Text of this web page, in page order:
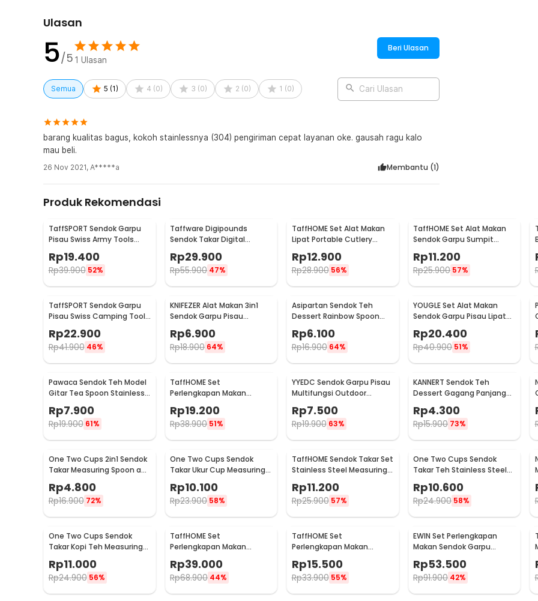
6 x Garpu
6 x Pisau
6 x Sendok Teh
Ulasan
5/5 1 Ulasan
Beri Ulasan
Semua 5 (1) 4 (0) 3 (0) 2 (0) 1 (0) Cari Ulasan
barang kualitas bagus, kokoh stainlessnya (304) pengiriman cepat layanan oke. gausah ragu kalo
mau beli.
26 Nov 2021, A*****a Membantu (1)
Produk Rekomendasi
TaffSPORT Sendok Garpu
Pisau Swiss Army Tools
Rp19.400
Rp39.900 52%
Taffware Digipounds
Sendok Takar Digital
- HM10
Rp29.900
Rp55.900 47%
TaffHOME Set Alat Makan
Lipat Portable Cutlery
Rp12.900
Rp28.900 56%
TaffHOME Set Alat Makan
Sendok Garpu Sumpit
CJ0091
Rp11.200
Rp25.900 57%
TaffSPORT Sendok Garpu
Pisau Swiss Camping Tools
A008
Rp22.900
Rp41.900 46%
KNIFEZER Alat Makan 3in1
Sendok Garpu Pisau
Stainless Travel 20cm -
HG1514
Rp6.900
Rp18.900 64%
Asipartan Sendok Teh
Dessert Rainbow Spoon
Stainless Steel Bulat - A014
Rp6.100
Rp16.900 64%
YOUGLE Set Alat Makan
Sendok Garpu Pisau Lipat
Rp20.400
Rp40.900 51%
Pawaca Sendok Teh Model
Gitar Tea Spoon Stainless
Rp7.900
Rp19.900 61%
TaffHOME Set
Perlengkapan Makan
Bambu Cutlery Set -
EA02510
Rp19.200
Rp38.900 51%
YYEDC Sendok Garpu Pisau
Multifungsi Outdoor
LX708
Rp7.500
Rp19.900 63%
KANNERT Sendok Teh
Dessert Gagang Panjang
Long Spoon Stainless Steel
- RR-11
Rp4.300
Rp15.900 73%
One Two Cups 2in1 Sendok
Takar Measuring Spoon and
Coffee Tamper - G1120
Rp4.800
Rp16.900 72%
One Two Cups Sendok
Takar Ukur Cup Measuring
Rp10.100
Rp23.900 58%
TaffHOME Sendok Takar Set
Stainless Steel Measuring
Rp11.200
Rp25.900 57%
One Two Cups Sendok
Takar Teh Stainless Steel
Measuring Spoon 5 PCS -
S301
Rp10.600
Rp24.900 58%
One Two Cups Sendok
Takar Kopi Teh Measuring
Rp11.000
Rp24.900 56%
TaffHOME Set
Perlengkapan Makan
Sendok Garpu Pisau Sumpit
8 PCS - EA02300
Rp39.000
Rp68.900 44%
TaffHOME Set
Perlengkapan Makan
Pouch Cutlery Set - T1
Rp15.500
Rp33.900 55%
EWIN Set Perlengkapan
Makan Sendok Garpu
dengan Holder Angsa Swan
Rack - NP311
Rp53.500
Rp91.900 42%